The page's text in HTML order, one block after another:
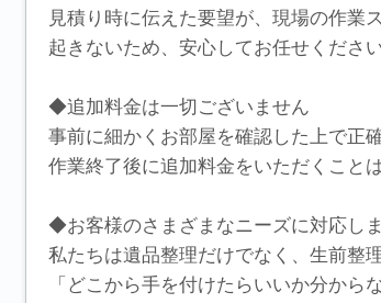
見積り時に伝えた要望が、現場の作業
起きないため、安心してお任せください
◆追加料金は一切ございません
事前に細かくお部屋を確認した上で正
作業終了後に追加料金をいただくこと
◆お客様のさまざまなニーズに対応し
私たちは遺品整理だけでなく、生前整
「どこから手を付けたらいいか分から